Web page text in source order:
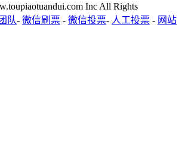
Inc All Rights
队- 微信刷票 - 微信投票- 人工投票 - 网站